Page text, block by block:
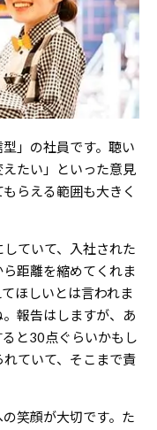
」の社員です。聴い
たい」といった意見
らえる範囲も大きく
ていて、入社された
距離を縮めてくれま
ほしいとは言われま
報告はしますが、あ
と30点ぐらいかもし
ていて、そこまで責
笑顔が大切です。た